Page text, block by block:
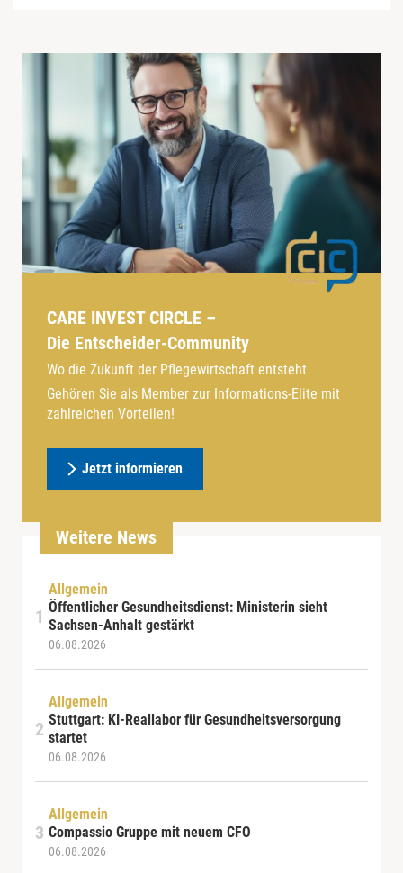
CARE INVEST CIRCLE –
Die Entscheider-Community
Wo die Zukunft der Pflegewirtschaft entsteht
Gehören Sie als Member zur Informations-Elite mit
zahlreichen Vorteilen!
Jetzt informieren
Weitere News
Allgemein
Öffentlicher Gesundheitsdienst: Ministerin sieht
Sachsen-Anhalt gestärkt
06.08.2026
Allgemein
Stuttgart: KI-Reallabor für Gesundheitsversorgung
startet
06.08.2026
Allgemein
Compassio Gruppe mit neuem CFO
06.08.2026